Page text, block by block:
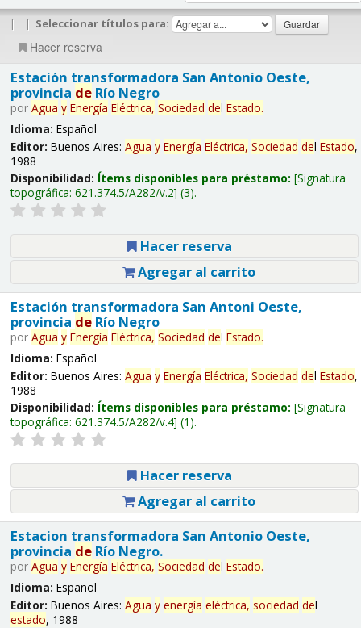
| | Seleccionar títulos para:
Hacer reserva
Estación transformadora San Antonio Oeste,
provincia deRío Negro
por Agua y Energía Eléctrica, Sociedad del Estado.
Idioma: Español
Editor: Buenos Aires: Agua y Energía Eléctrica, Sociedad del Estado,
1988
Disponibilidad: Ítems disponibles para préstamo: Signatura
topográfica: 621.374.5/A282/v.2 (3).
Hacer reserva
Agregar al carrito
Estación transformadora San Antoni Oeste,
provincia deRío Negro
por Agua y Energía Eléctrica, Sociedad del Estado.
Idioma: Español
Editor: Buenos Aires: Agua y Energía Eléctrica, Sociedad del Estado,
1988
Disponibilidad: Ítems disponibles para préstamo: Signatura
topográfica: 621.374.5/A282/v.4 (1).
Hacer reserva
Agregar al carrito
Estacion transformadora San Antonio Oeste,
provincia deRío Negro.
por Agua y Energía Eléctrica, Sociedad del Estado.
Idioma: Español
Editor: Buenos Aires: Agua y energía eléctrica, sociedad del
estado, 1988